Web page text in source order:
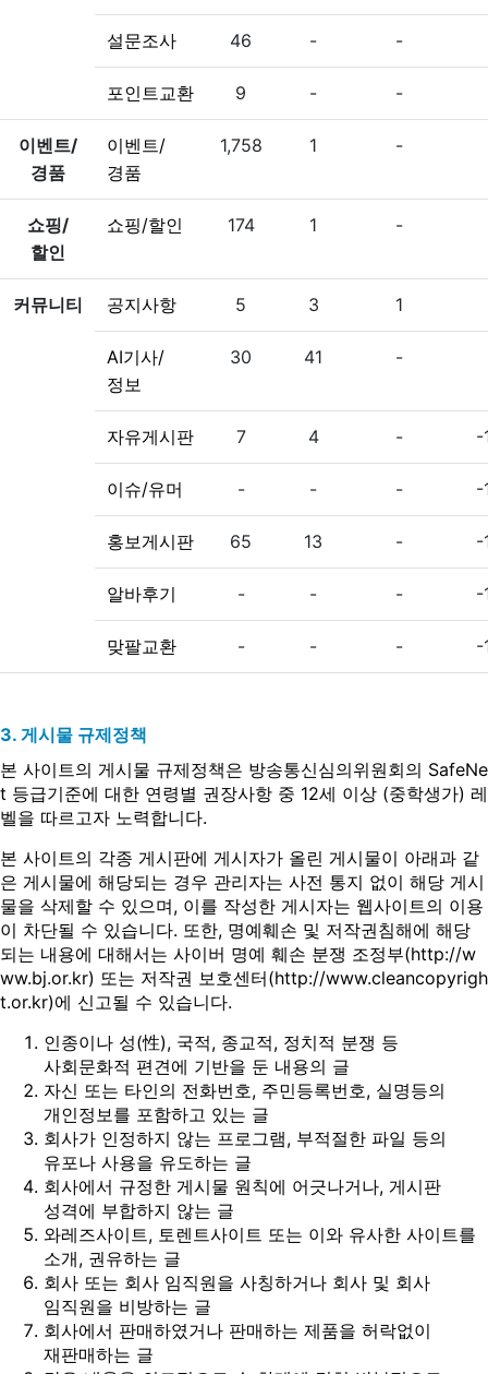
설문조사 46 - -
포인트교환 9 - -
이벤트/
경품
이벤트/
경품
1,758 1 -
쇼핑/
할인
쇼핑/할인 174 1 -
커뮤니티 공지사항 5 3 1
AI기사/
정보
30 41 -
자유게시판 7 4 - -
이슈/유머 - - - -
홍보게시판 65 13 - -
알바후기 - - - -
맞팔교환 - - - -
3. 게시물 규제정책
본 사이트의 게시물 규제정책은 방송통신심의위원회의 SafeNe
t 등급기준에 대한 연령별 권장사항 중 12세 이상 (중학생가) 레
벨을 따르고자 노력합니다.
본 사이트의 각종 게시판에 게시자가 올린 게시물이 아래과 같
은 게시물에 해당되는 경우 관리자는 사전 통지 없이 해당 게시
물을 삭제할 수 있으며, 이를 작성한 게시자는 웹사이트의 이용
이 차단될 수 있습니다. 또한, 명예훼손 및 저작권침해에 해당
되는 내용에 대해서는 사이버 명예 훼손 분쟁 조정부(http://w
ww.bj.or.kr) 또는 저작권 보호센터(http://www.cleancopyrigh
t.or.kr)에 신고될 수 있습니다.
인종이나 성(性), 국적, 종교적, 정치적 분쟁 등
사회문화적 편견에 기반을 둔 내용의 글
자신 또는 타인의 전화번호, 주민등록번호, 실명등의
개인정보를 포함하고 있는 글
회사가 인정하지 않는 프로그램, 부적절한 파일 등의
유포나 사용을 유도하는 글
회사에서 규정한 게시물 원칙에 어긋나거나, 게시판
성격에 부합하지 않는 글
와레즈사이트, 토렌트사이트 또는 이와 유사한 사이트를
소개, 권유하는 글
회사 또는 회사 임직원을 사칭하거나 회사 및 회사
임직원을 비방하는 글
회사에서 판매하였거나 판매하는 제품을 허락없이
재판매하는 글